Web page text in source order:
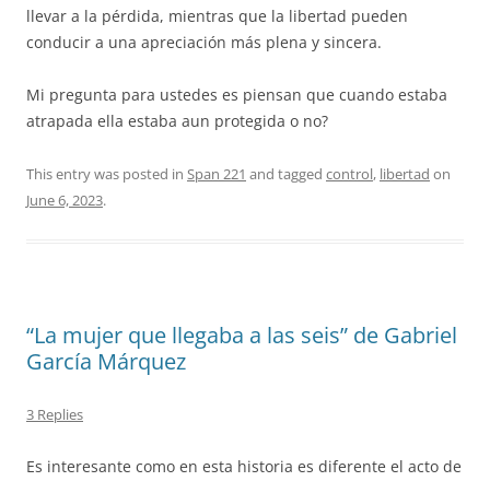
llevar a la pérdida, mientras que la libertad pueden
conducir a una apreciación más plena y sincera.
Mi pregunta para ustedes es piensan que cuando estaba
atrapada ella estaba aun protegida o no?
This entry was posted in Span 221 and tagged control, libertad on
June 6, 2023.
“La mujer que llegaba a las seis” de Gabriel
García Márquez
3 Replies
Es interesante como en esta historia es diferente el acto de